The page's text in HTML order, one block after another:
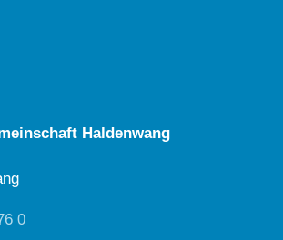
Haldenwang
0